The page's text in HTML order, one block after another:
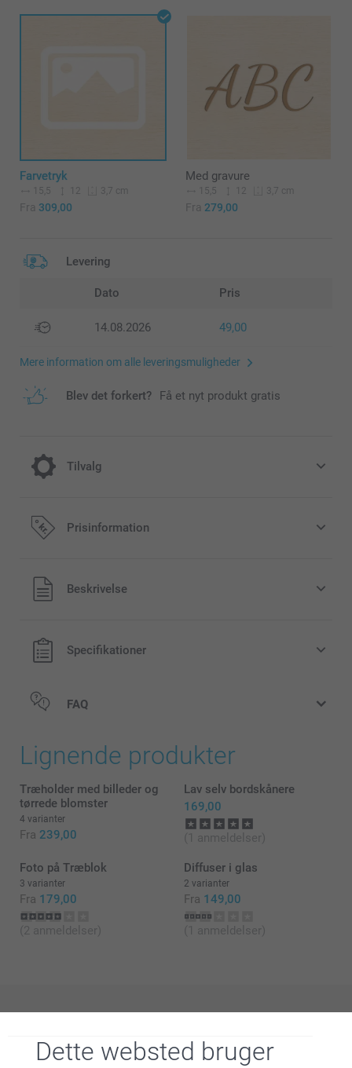
Dette websted bruger
Farvetryk
15,5 12 3,7 cm
Fra 309,00
Med gravure
15,5 12 3,7 cm
Fra 279,00
Levering
Dato Pris
14.08.2026 49,00
Mere information om alle leveringsmuligheder
Blev det forkert? Få et nyt produkt gratis
Tilvalg
Tørrede blomster
Prisinformation
Alle priser inklusive moms og uden
forsendelsesomkostninger
Beskrivelse
Specifikationer
FAQ
Lignende produkter
Træholder med billeder og
tørrede blomster
4 varianter
Fra 239,00
Lav selv bordskånere
169,00
(1 anmeldelser)
Foto på Træblok
3 varianter
Fra 179,00
(2 anmeldelser)
Diffuser i glas
2 varianter
Fra 149,00
(1 anmeldelser)
Hvorfor smartphoto